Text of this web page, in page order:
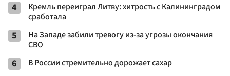
4
Кремль переиграл Литву: хитрость с Калининградом
сработала
5
На Западе забили тревогу из-за угрозы окончания
СВО
6 В России стремительно дорожает сахар